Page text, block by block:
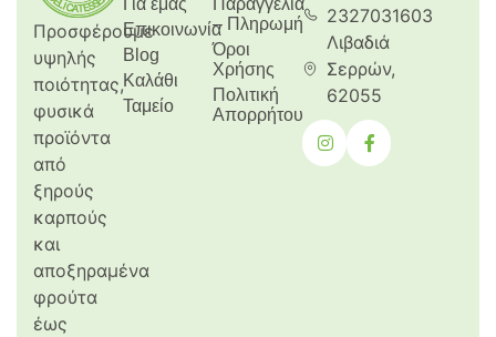
Προσφέρουμε
υψηλής
ποιότητας,
φυσικά
προϊόντα
από
ξηρούς
καρπούς
και
αποξηραμένα
φρούτα
έως
Επικοινωνία
Blog
Καλάθι
Ταμείο
– Πληρωμή
Όροι
Χρήσης
Πολιτική
Απορρήτου
2327031603
Λιβαδιά
Σερρών,
62055